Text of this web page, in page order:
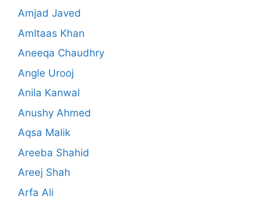
Amjad Javed
Amltaas Khan
Aneeqa Chaudhry
Angle Urooj
Anila Kanwal
Anushy Ahmed
Aqsa Malik
Areeba Shahid
Areej Shah
Arfa Ali